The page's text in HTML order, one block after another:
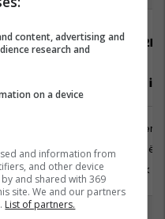
Inxhinier i
Inxhinieri
Prishtinë
6 Korrik
content, advertising and
research and
on a device
and information from
and other device
and shared with 369
site. We and our partners
List of partners.